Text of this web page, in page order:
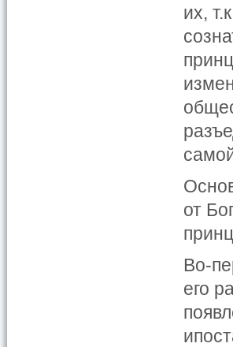
их,
от
Во-
его